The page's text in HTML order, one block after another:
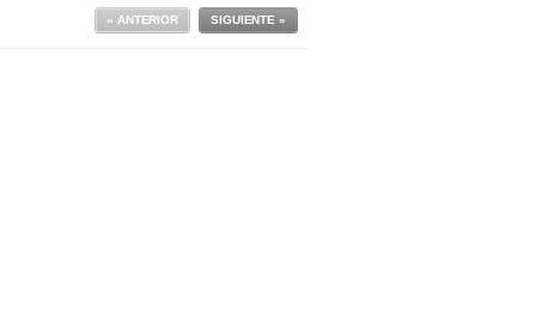
SIGUIENTE »
« ANTERIOR